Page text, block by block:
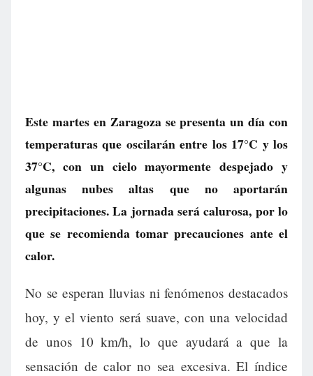
Este martes en Zaragoza se presenta un día con
temperaturas que oscilarán entre los 17°C y los
37°C, con un cielo mayormente despejado y
algunas nubes altas que no aportarán
precipitaciones. La jornada será calurosa, por lo
que se recomienda tomar precauciones ante el
calor.
No se esperan lluvias ni fenómenos destacados
hoy, y el viento será suave, con una velocidad
de unos 10 km/h, lo que ayudará a que la
sensación de calor no sea excesiva. El índice